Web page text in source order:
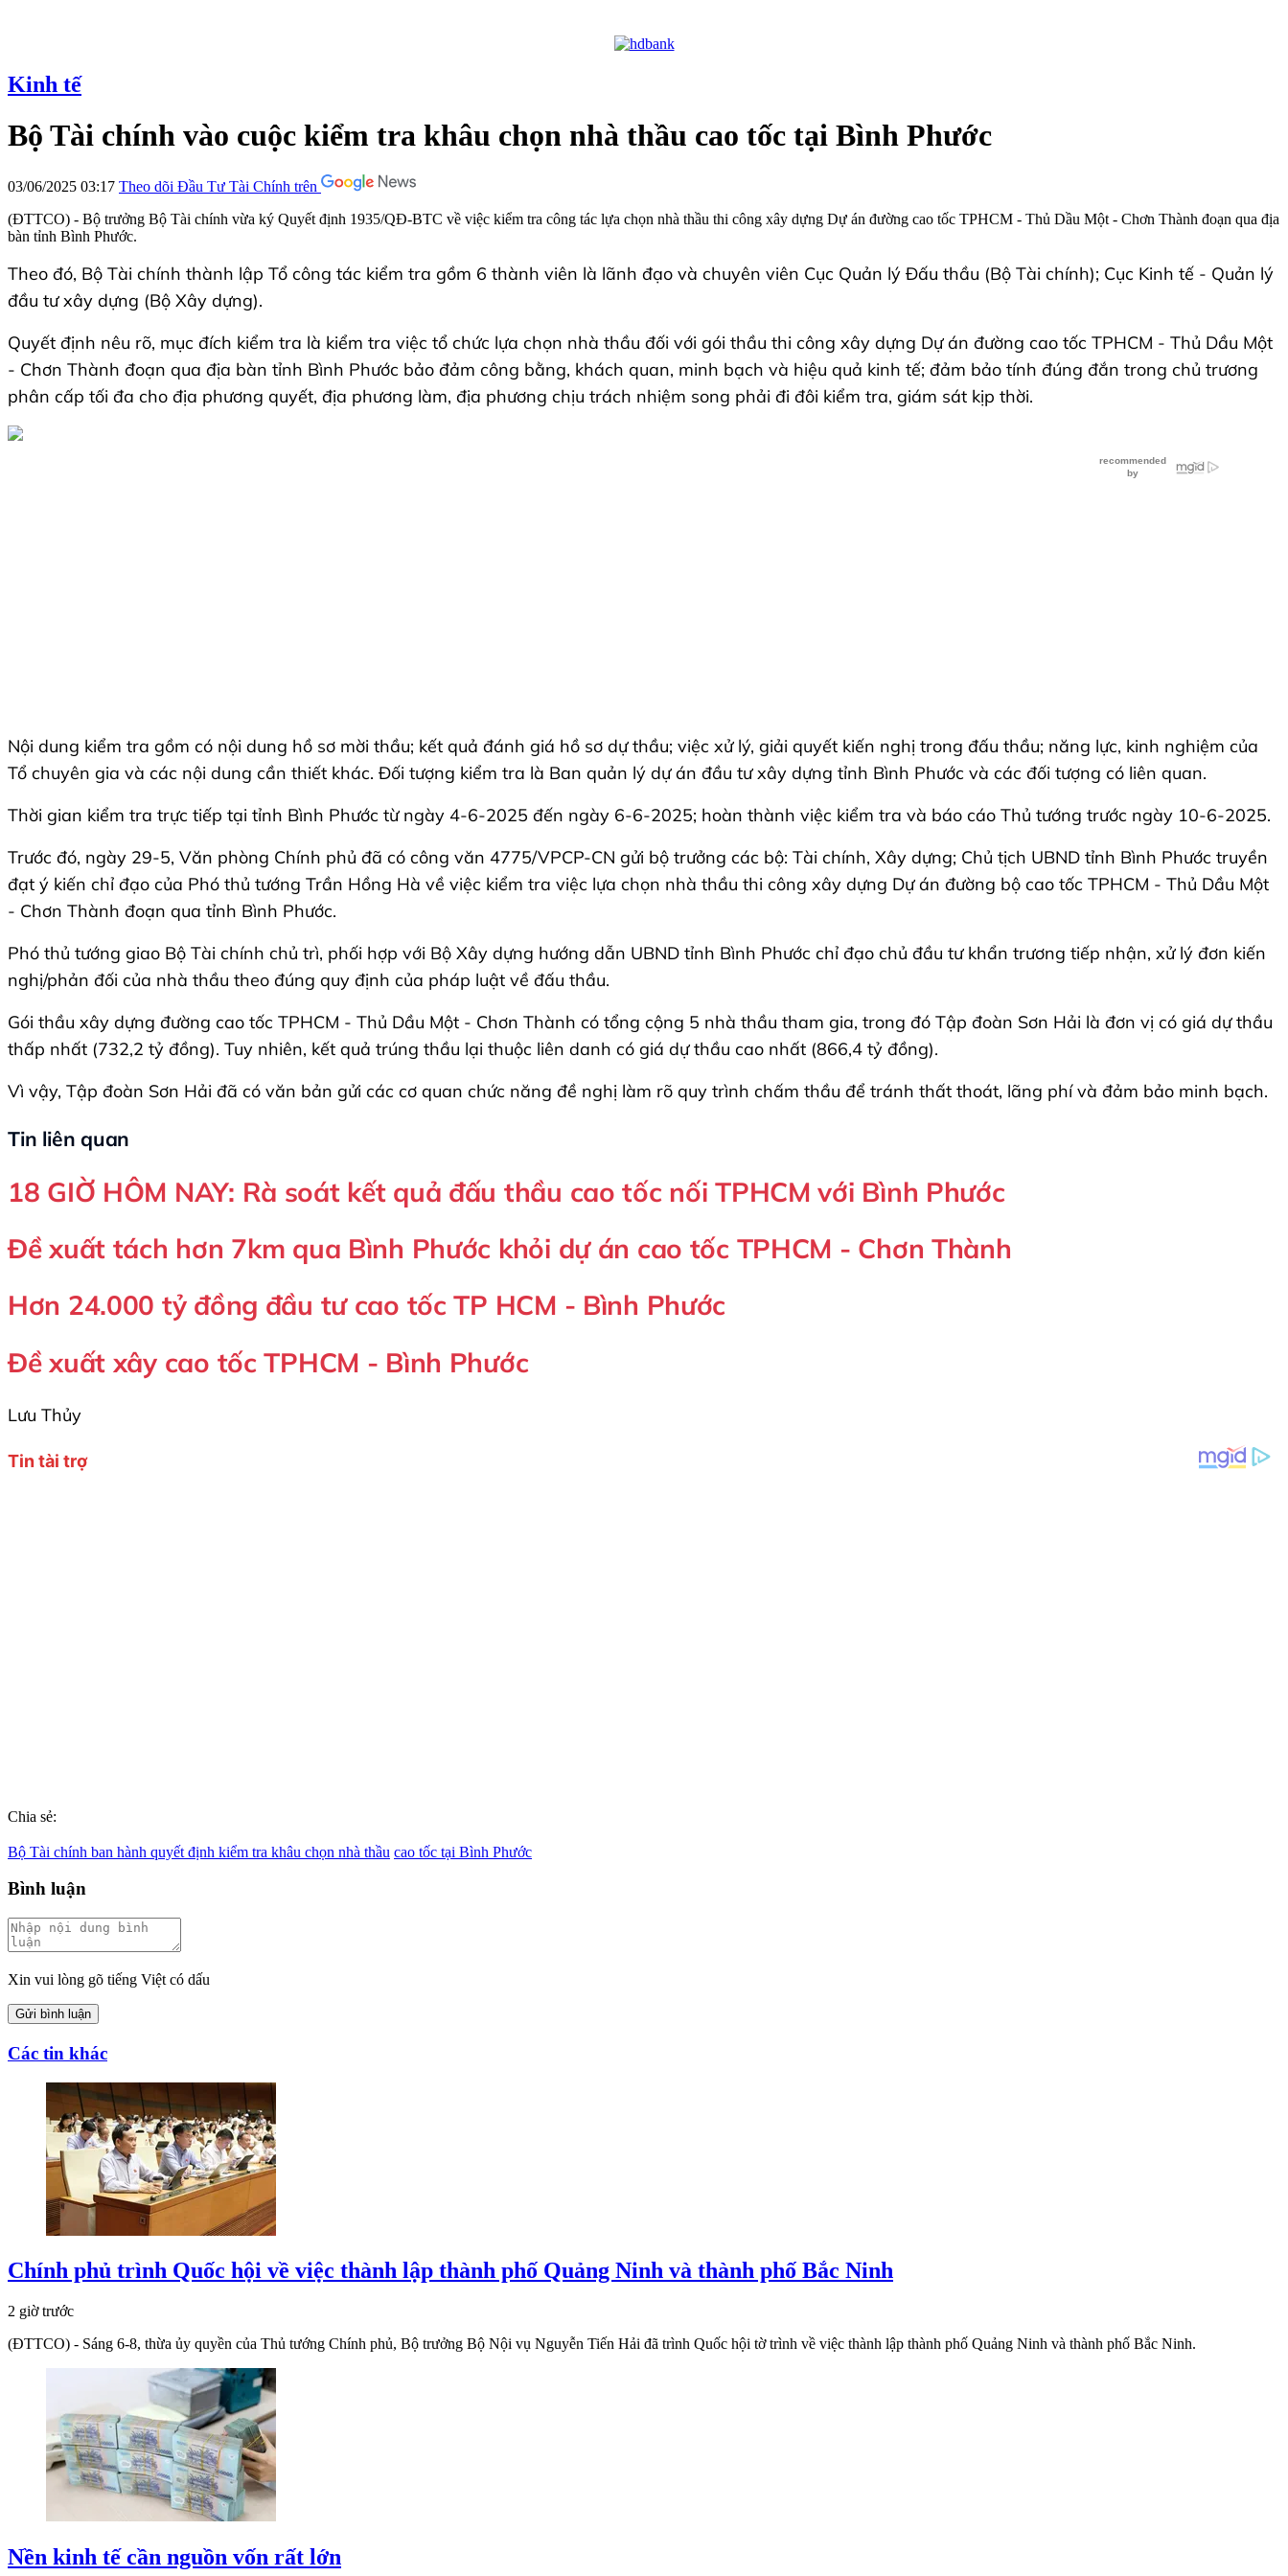
Kinh tế
Bộ Tài chính vào cuộc kiểm tra khâu chọn nhà thầu cao tốc tại Bình Phước
03/06/2025 03:17 Theo dõi Đầu Tư Tài Chính trên
(ĐTTCO) - Bộ trưởng Bộ Tài chính vừa ký Quyết định 1935/QĐ-BTC về việc kiểm tra công tác lựa chọn nhà thầu thi công xây dựng Dự án đường cao tốc TPHCM - Thủ Dầu Một - Chơn Thành đoạn qua địa
bàn tỉnh Bình Phước.
Theo đó, Bộ Tài chính thành lập Tổ công tác kiểm tra gồm 6 thành viên là lãnh đạo và chuyên viên Cục Quản lý Đấu thầu (Bộ Tài chính); Cục Kinh tế - Quản lý
đầu tư xây dựng (Bộ Xây dựng).
Quyết định nêu rõ, mục đích kiểm tra là kiểm tra việc tổ chức lựa chọn nhà thầu đối với gói thầu thi công xây dựng Dự án đường cao tốc TPHCM - Thủ Dầu Một
- Chơn Thành đoạn qua địa bàn tỉnh Bình Phước bảo đảm công bằng, khách quan, minh bạch và hiệu quả kinh tế; đảm bảo tính đúng đắn trong chủ trương
phân cấp tối đa cho địa phương quyết, địa phương làm, địa phương chịu trách nhiệm song phải đi đôi kiểm tra, giám sát kịp thời.
Nội dung kiểm tra gồm có nội dung hồ sơ mời thầu; kết quả đánh giá hồ sơ dự thầu; việc xử lý, giải quyết kiến nghị trong đấu thầu; năng lực, kinh nghiệm của
Tổ chuyên gia và các nội dung cần thiết khác. Đối tượng kiểm tra là Ban quản lý dự án đầu tư xây dựng tỉnh Bình Phước và các đối tượng có liên quan.
Thời gian kiểm tra trực tiếp tại tỉnh Bình Phước từ ngày 4-6-2025 đến ngày 6-6-2025; hoàn thành việc kiểm tra và báo cáo Thủ tướng trước ngày 10-6-2025.
Trước đó, ngày 29-5, Văn phòng Chính phủ đã có công văn 4775/VPCP-CN gửi bộ trưởng các bộ: Tài chính, Xây dựng; Chủ tịch UBND tỉnh Bình Phước truyền
đạt ý kiến chỉ đạo của Phó thủ tướng Trần Hồng Hà về việc kiểm tra việc lựa chọn nhà thầu thi công xây dựng Dự án đường bộ cao tốc TPHCM - Thủ Dầu Một
- Chơn Thành đoạn qua tỉnh Bình Phước.
Phó thủ tướng giao Bộ Tài chính chủ trì, phối hợp với Bộ Xây dựng hướng dẫn UBND tỉnh Bình Phước chỉ đạo chủ đầu tư khẩn trương tiếp nhận, xử lý đơn kiến
nghị/phản đối của nhà thầu theo đúng quy định của pháp luật về đấu thầu.
Gói thầu xây dựng đường cao tốc TPHCM - Thủ Dầu Một - Chơn Thành có tổng cộng 5 nhà thầu tham gia, trong đó Tập đoàn Sơn Hải là đơn vị có giá dự thầu
thấp nhất (732,2 tỷ đồng). Tuy nhiên, kết quả trúng thầu lại thuộc liên danh có giá dự thầu cao nhất (866,4 tỷ đồng).
Vì vậy, Tập đoàn Sơn Hải đã có văn bản gửi các cơ quan chức năng đề nghị làm rõ quy trình chấm thầu để tránh thất thoát, lãng phí và đảm bảo minh bạch.
Tin liên quan
18 GIỜ HÔM NAY: Rà soát kết quả đấu thầu cao tốc nối TPHCM với Bình Phước
Đề xuất tách hơn 7km qua Bình Phước khỏi dự án cao tốc TPHCM - Chơn Thành
Hơn 24.000 tỷ đồng đầu tư cao tốc TP HCM - Bình Phước
Đề xuất xây cao tốc TPHCM - Bình Phước
Lưu Thủy
Chia sẻ:
Bộ Tài chính ban hành quyết định kiểm tra khâu chọn nhà thầu cao tốc tại Bình Phước
Bình luận
Xin vui lòng gõ tiếng Việt có dấu
Gửi bình luận
Các tin khác
Chính phủ trình Quốc hội về việc thành lập thành phố Quảng Ninh và thành phố Bắc Ninh
2 giờ trước
(ĐTTCO) - Sáng 6-8, thừa ủy quyền của Thủ tướng Chính phủ, Bộ trưởng Bộ Nội vụ Nguyễn Tiến Hải đã trình Quốc hội tờ trình về việc thành lập thành phố Quảng Ninh và thành phố Bắc Ninh.
Nền kinh tế cần nguồn vốn rất lớn